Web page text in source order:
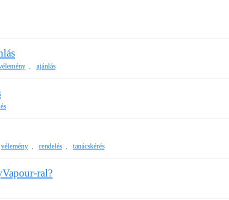
, ajánlás
vélemény , rendelés , tanácskérés
ral?